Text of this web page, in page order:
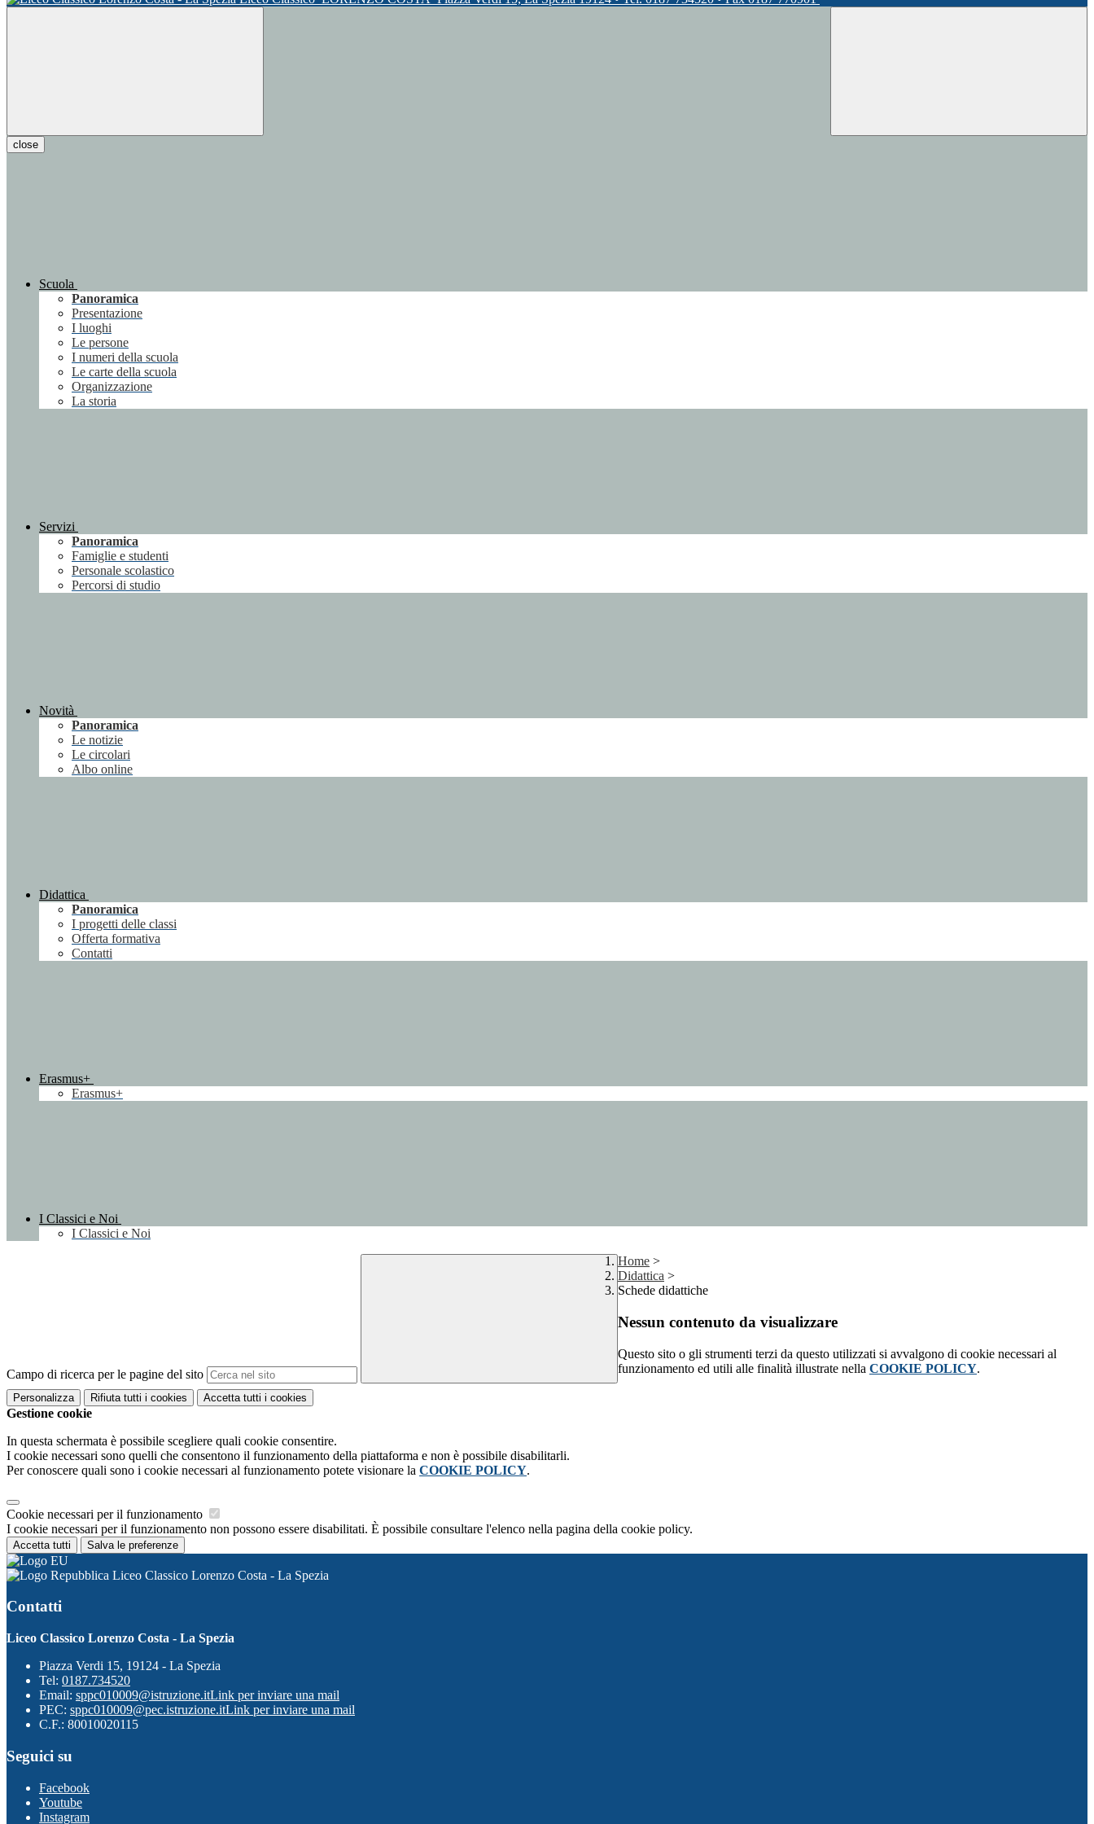
close
Scuola
Panoramica
Presentazione
I luoghi
Le persone
I numeri della scuola
Le carte della scuola
Organizzazione
La storia
Servizi
Panoramica
Famiglie e studenti
Personale scolastico
Percorsi di studio
Novità
Panoramica
Le notizie
Le circolari
Albo online
Didattica
Panoramica
I progetti delle classi
Offerta formativa
Contatti
Erasmus+
Erasmus+
I Classici e Noi
I Classici e Noi
Campo di ricerca per le pagine del sito
Home >
Didattica >
Schede didattiche
Nessun contenuto da visualizzare
Questo sito o gli strumenti terzi da questo utilizzati si avvalgono di cookie necessari al
funzionamento ed utili alle finalità illustrate nella COOKIE POLICY.
Personalizza Rifiuta tutti i cookies Accetta tutti i cookies
Gestione cookie
In questa schermata è possibile scegliere quali cookie consentire.
I cookie necessari sono quelli che consentono il funzionamento della piattaforma e non è possibile disabilitarli.
Per conoscere quali sono i cookie necessari al funzionamento potete visionare la COOKIE POLICY.
Cookie necessari per il funzionamento
I cookie necessari per il funzionamento non possono essere disabilitati. È possibile consultare l'elenco nella pagina della cookie policy.
Accetta tutti Salva le preferenze
Liceo Classico Lorenzo Costa - La Spezia
Contatti
Liceo Classico Lorenzo Costa - La Spezia
Piazza Verdi 15, 19124 - La Spezia
Tel: 0187.734520
Email: sppc010009@istruzione.itLink per inviare una mail
PEC: sppc010009@pec.istruzione.itLink per inviare una mail
C.F.: 80010020115
Seguici su
Facebook
Youtube
Instagram